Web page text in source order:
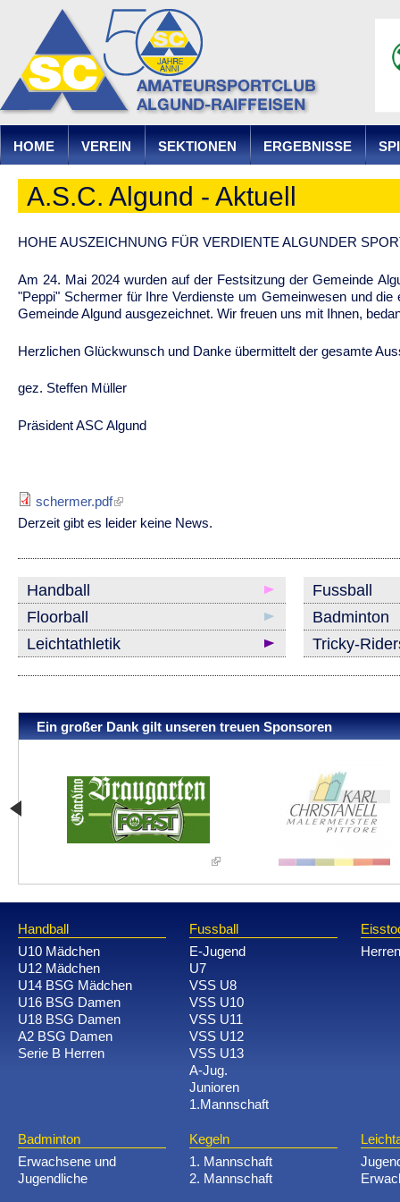
HOME VEREIN SEKTIONEN ERGEBNISSE
A.S.C. Algund - Aktuell
HOHE AUSZEICHNUNG FÜR VERDIENTE ALGUNDER
Am 24. Mai 2024 wurden auf der Festsitzung der Gemeinde
"Peppi" Schermer für Ihre Verdienste um Gemeinwesen und
Gemeinde Algund ausgezeichnet. Wir freuen uns mit Ihnen,
Herzlichen Glückwunsch und Danke übermittelt der gesamte
gez. Steffen Müller
Präsident ASC Algund
schermer.pdf
Derzeit gibt es leider keine News.
Handball
Fussball
Floorball
Badminton
Leichtathletik
Tricky-
Ein großer Dank gilt unseren treuen Sponsoren
Handball
U10 Mädchen
U12 Mädchen
U14 BSG Mädchen
U16 BSG Damen
U18 BSG Damen
A2 BSG Damen
Serie B Herren
Fussball
E-Jugend
U7
VSS U8
VSS U10
VSS U11
VSS U12
VSS U13
A-Jug.
Junioren
1.Mannschaft
Herren
Badminton
Erwachsene und
Jugendliche
Kegeln
1. Mannschaft
2. Mannschaft